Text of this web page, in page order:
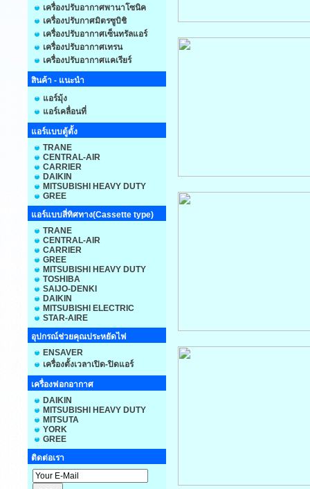
เครื่องปรับอากาศพานาโซนิค
เครื่องปรับกาศมิตรซูบิชิ
เครื่องปรับอากาศเซ็นทรัลแอร์
เครื่องปรับอากาศเทรน
เครื่องปรับอากาศแคเรียร์
สินค้า - แนะนำ
แอร์มุ้ง
แอร์เคลื่อนที่
แอร์แบบตู้ตั้ง
TRANE
CENTRAL-AIR
CARRIER
DAIKIN
MITSUBISHI HEAVY DUTY
GREE
แอร์แบบสี่ทิศทาง(Cassette type)
TRANE
CENTRAL-AIR
CARRIER
GREE
MITSUBISHI HEAVY DUTY
TOSHIBA
SAIJO-DENKI
DAIKIN
MITSUBISHI ELECTRIC
STAR-AIRE
อุปกรณ์ช่วยคุณประหยัดไฟ
ENSAVER
เครื่องตั้งเวลาเปิด-ปิดแอร์
เครื่องฟอกอากาศ
DAIKIN
MITSUBISHI HEAVY DUTY
MITSUTA
YORK
GREE
ติดต่อเรา